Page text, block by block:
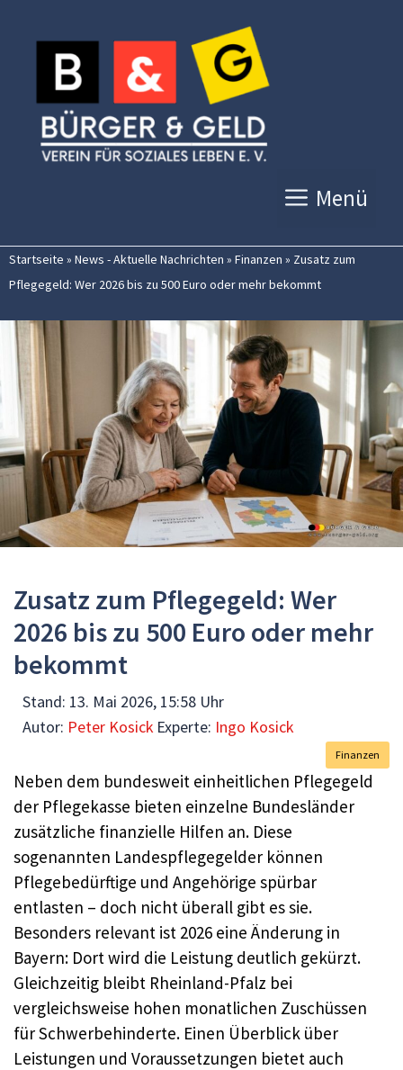
Inhalt
springen
Menü
Startseite » News - Aktuelle Nachrichten » Finanzen » Zusatz zum
Pflegegeld: Wer 2026 bis zu 500 Euro oder mehr bekommt
Zusatz zum Pflegegeld: Wer
2026 bis zu 500 Euro oder mehr
bekommt
Stand: 13. Mai 2026, 15:58 Uhr
Autor: Peter Kosick Experte: Ingo Kosick
Finanzen
Neben dem bundesweit einheitlichen Pflegegeld
der Pflegekasse bieten einzelne Bundesländer
zusätzliche finanzielle Hilfen an. Diese
sogenannten Landespflegegelder können
Pflegebedürftige und Angehörige spürbar
entlasten – doch nicht überall gibt es sie.
Besonders relevant ist 2026 eine Änderung in
Bayern: Dort wird die Leistung deutlich gekürzt.
Gleichzeitig bleibt Rheinland-Pfalz bei
vergleichsweise hohen monatlichen Zuschüssen
für Schwerbehinderte. Einen Überblick über
Leistungen und Voraussetzungen bietet auch